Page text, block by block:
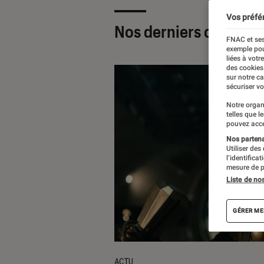
Nos derniers
ACTU
Vos
FNAC et
exemple
liées à
des
sur notre
sécuriser
Notre
telles que
pouvez
Nos
Utiliser des
mesure de
Liste de
GÉRER